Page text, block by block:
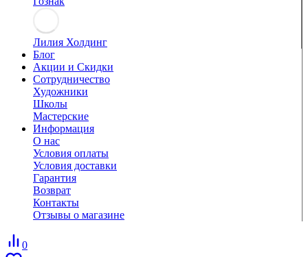
Лилия Холдинг
Блог
Акции и Скидки
Сотрудничество
Художники
Школы
Мастерские
Информация
О нас
Условия оплаты
Условия доставки
Гарантия
Возврат
Контакты
Отзывы о магазине
0